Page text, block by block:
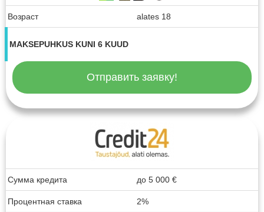
Возраст alates 18
MAKSEPUHKUS KUNI 6 KUUD
Отправить заявку!
Сумма кредита до 5 000 €
Процентная ставка 2%